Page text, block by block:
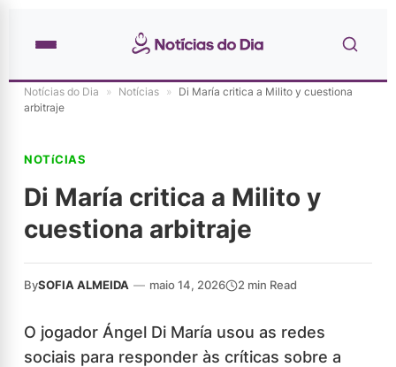
Notícias do Dia » Notícias » Di María critica a Milito y cuestiona
arbitraje
NOTíCIAS
Di María critica a Milito y
cuestiona arbitraje
BySOFIA ALMEIDA — maio 14, 2026 2 min Read
O jogador Ángel Di María usou as redes
sociais para responder às críticas sobre a